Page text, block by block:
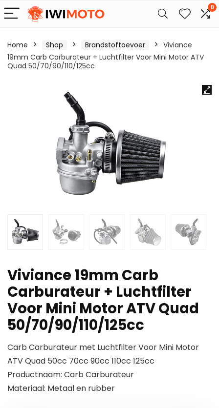
0
Home Shop Brandstoftoevoer
Viviance
19mm Carb Carburateur + Luchtfilter Voor Mini Motor ATV
Quad 50/70/90/110/125cc
Viviance 19mm Carb
Carburateur + Luchtfilter
Voor Mini Motor ATV Quad
50/70/90/110/125cc
Carb Carburateur met Luchtfilter Voor Mini Motor
ATV Quad 50cc 70cc 90cc 110cc 125cc
Productnaam: Carb Carburateur
Materiaal: Metaal en rubber